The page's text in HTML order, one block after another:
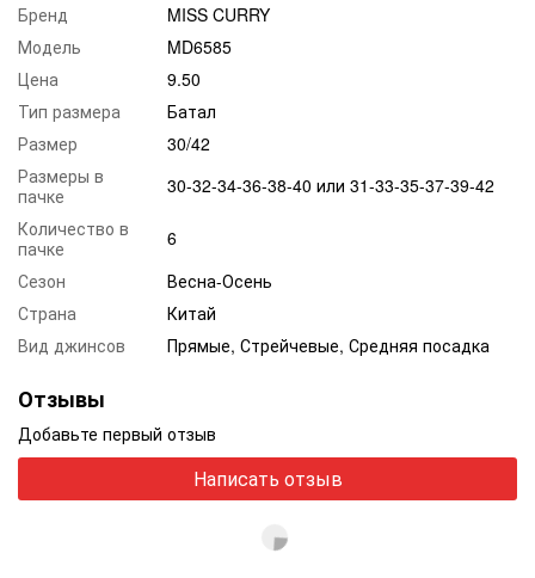
Бренд
MISS CURRY
Модель
MD6585
Цена
9.50
Тип размера
Батал
Размер
30/42
Размеры в
пачке
30-32-34-36-38-40 или 31-33-35-37-39-42
Количество в
пачке
6
Сезон
Весна-Осень
Страна
Китай
Вид джинсов
Прямые, Стрейчевые, Средняя посадка
Отзывы
Добавьте первый отзыв
Написать отзыв